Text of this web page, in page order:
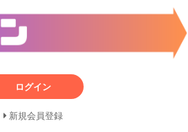
ログイン
新規会員登録